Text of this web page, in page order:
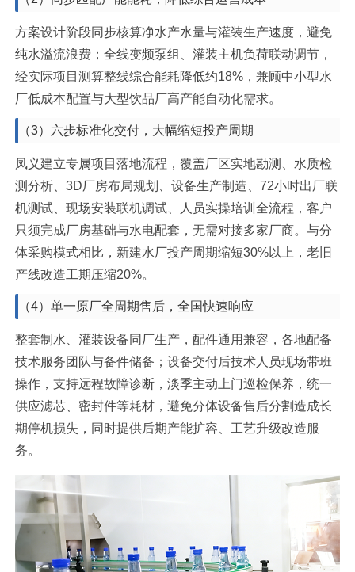
方案设计阶段同步核算净水产水量与灌装生产速度，避免
纯水溢流浪费；全线变频泵组、灌装主机负荷联动调节，
经实际项目测算整线综合能耗降低约18%，兼顾中小型水
厂低成本配置与大型饮品厂高产能自动化需求。
（3）六步标准化交付，大幅缩短投产周期
凤义建立专属项目落地流程，覆盖厂区实地勘测、水质检
测分析、3D厂房布局规划、设备生产制造、72小时出厂联
机测试、现场安装联机调试、人员实操培训全流程，客户
只须完成厂房基础与水电配套，无需对接多家厂商。与分
体采购模式相比，新建水厂投产周期缩短30%以上，老旧
产线改造工期压缩20%。
（4）单一原厂全周期售后，全国快速响应
整套制水、灌装设备同厂生产，配件通用兼容，各地配备
技术服务团队与备件储备；设备交付后技术人员现场带班
操作，支持远程故障诊断，淡季主动上门巡检保养，统一
供应滤芯、密封件等耗材，避免分体设备售后分割造成长
期停机损失，同时提供后期产能扩容、工艺升级改造服
务。